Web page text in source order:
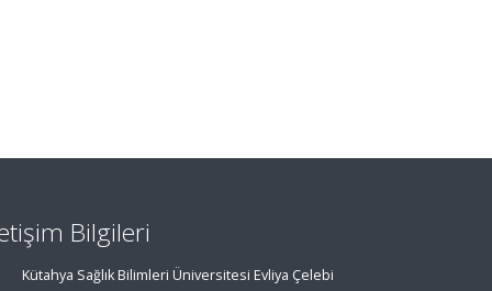
Bilgileri
Kütahya Sağlık Bilimleri Üniversitesi Evliya Çelebi